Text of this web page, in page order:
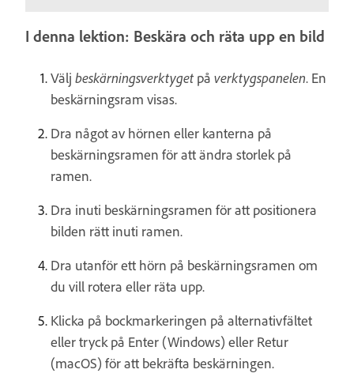
I denna lektion: Beskära och räta upp en bild
Välj beskärningsverktyget på verktygspanelen. En
beskärningsram visas.
Dra något av hörnen eller kanterna på
beskärningsramen för att ändra storlek på
ramen.
Dra inuti beskärningsramen för att positionera
bilden rätt inuti ramen.
Dra utanför ett hörn på beskärningsramen om
du vill rotera eller räta upp.
Klicka på bockmarkeringen på alternativfältet
eller tryck på Enter (Windows) eller Retur
(macOS) för att bekräfta beskärningen.